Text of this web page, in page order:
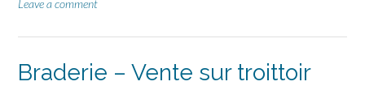
Leave a comment
Braderie – Vente sur troittoir